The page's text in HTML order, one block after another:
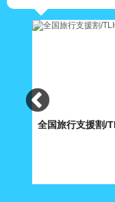
全国旅行支援割/
知っておきたい全国